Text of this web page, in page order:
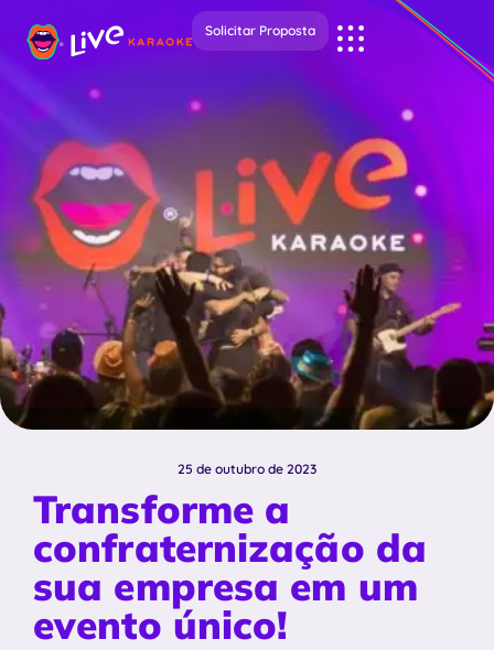
Solicitar Proposta
25 de outubro de 2023
Transforme a
confraternização da
sua empresa em um
evento único!